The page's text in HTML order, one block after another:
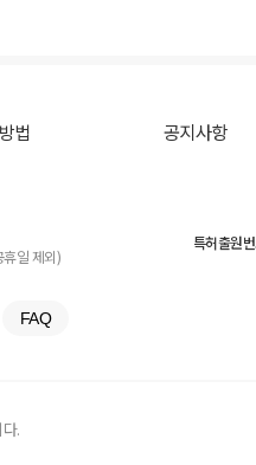
법 공지사항
일 제외)
FAQ
특허출원
.